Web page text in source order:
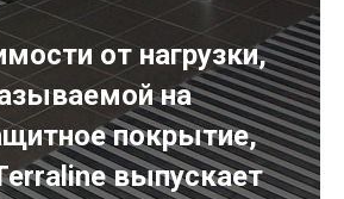
от нагрузки,
на
покрытие,
выпускает